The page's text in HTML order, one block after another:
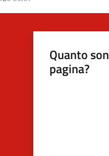
Quanto
pagina?